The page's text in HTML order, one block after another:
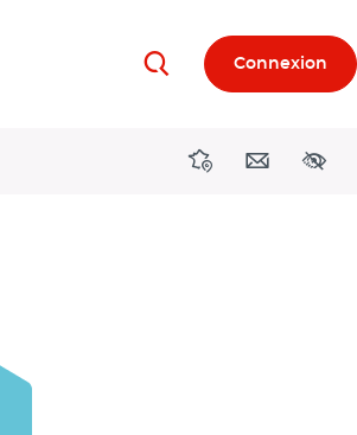
RechercherConnexion
DirectionsContact